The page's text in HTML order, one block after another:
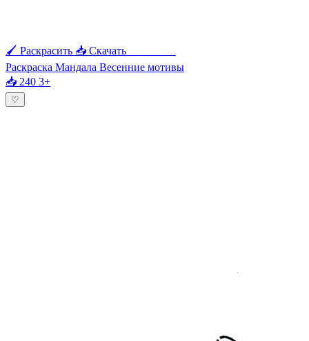
🖌 Раскрасить 📥 Скачать
Раскраска Мандала Весенние мотивы
📥 240 3+
♡